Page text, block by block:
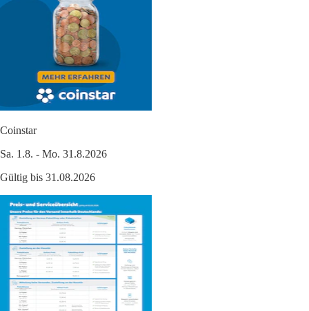
Coinstar
Sa. 1.8. - Mo. 31.8.2026
Gültig bis 31.08.2026